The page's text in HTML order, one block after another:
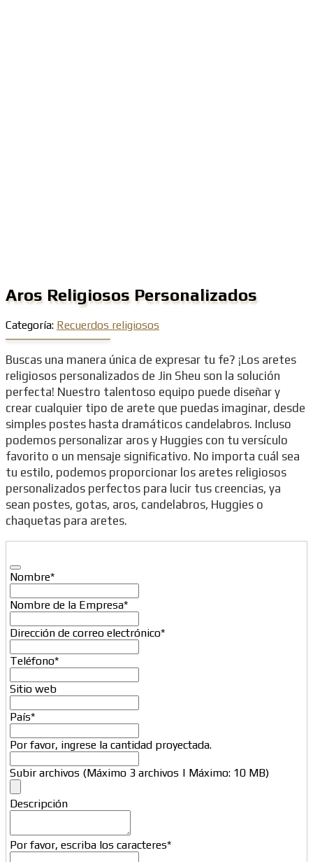
Aros Religiosos Personalizados
Categoría: Recuerdos religiosos
Buscas una manera única de expresar tu fe? ¡Los aretes
religiosos personalizados de Jin Sheu son la solución
perfecta! Nuestro talentoso equipo puede diseñar y
crear cualquier tipo de arete que puedas imaginar, desde
simples postes hasta dramáticos candelabros. Incluso
podemos personalizar aros y Huggies con tu versículo
favorito o un mensaje significativo. No importa cuál sea
tu estilo, podemos proporcionar los aretes religiosos
personalizados perfectos para lucir tus creencias, ya
sean postes, gotas, aros, candelabros, Huggies o
chaquetas para aretes.
Nombre*
Nombre de la Empresa*
Dirección de correo electrónico*
Teléfono*
Sitio web
País*
Por favor, ingrese la cantidad proyectada.
Subir archivos (Máximo 3 archivos | Máximo: 10 MB)
Company
Descripción
Por favor, escriba los caracteres*